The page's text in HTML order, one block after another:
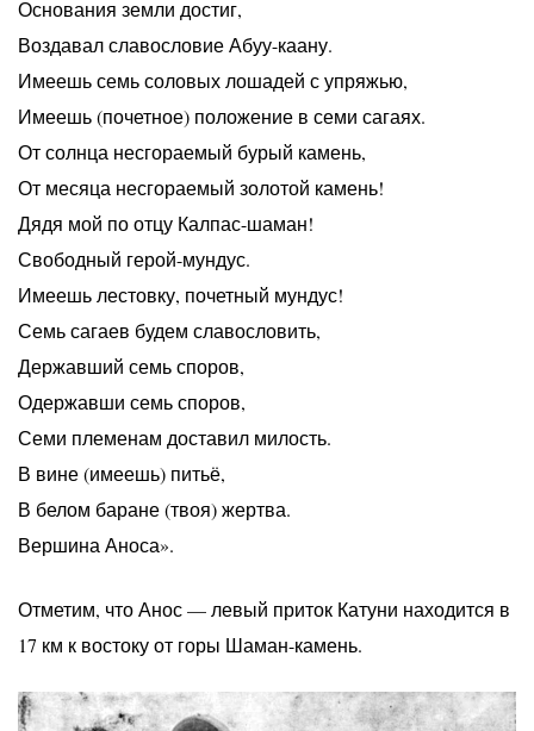
Основания земли достиг,
Воздавал славословие Абуу-каану.
Имеешь семь соловых лошадей с упряжью,
Имеешь (почетное) положение в семи сагаях.
От солнца несгораемый бурый камень,
От месяца несгораемый золотой камень!
Дядя мой по отцу Калпас-шаман!
Свободный герой-мундус.
Имеешь лестовку, почетный мундус!
Семь сагаев будем славословить,
Державший семь споров,
Одержавши семь споров,
Семи племенам доставил милость.
В вине (имеешь) питьё,
В белом баране (твоя) жертва.
Вершина Аноса».
Отметим, что Анос — левый приток Катуни находится в
17 км к востоку от горы Шаман-камень.